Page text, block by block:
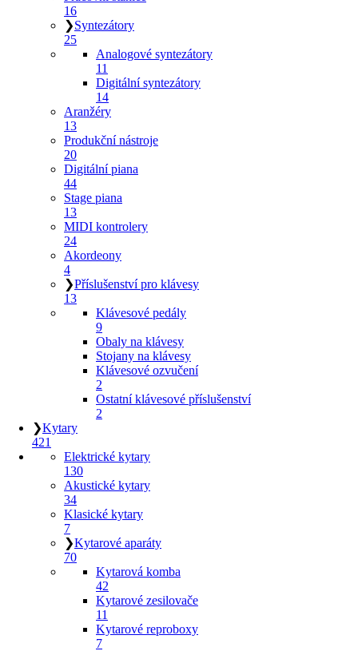
16
❯Syntezátory
25
Analogové syntezátory
11
Digitální syntezátory
14
Aranžéry
13
Produkční nástroje
20
Digitální piana
44
Stage piana
13
MIDI kontrolery
24
Akordeony
4
❯Příslušenství pro klávesy
13
Klávesové pedály
9
Obaly na klávesy
Stojany na klávesy
Klávesové ozvučení
2
Ostatní klávesové příslušenství
2
❯Kytary
421
Elektrické kytary
130
Akustické kytary
34
Klasické kytary
7
❯Kytarové aparáty
70
Kytarová komba
42
Kytarové zesilovače
11
Kytarové reproboxy
7